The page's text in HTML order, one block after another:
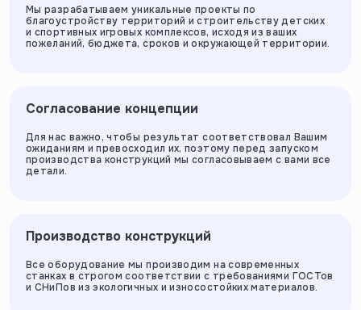
Мы разрабатываем уникальные проекты по
благоустройству территорий и строительству детских
и спортивных игровых комплексов, исходя из ваших
пожеланий, бюджета, сроков и окружающей территории.
Согласование концепции
Для нас важно, чтобы результат соответствовал Вашим
ожиданиям и превосходил их, поэтому перед запуском
производства конструкций мы согласовываем с вами все
детали.
Производство конструкций
Все оборудование мы производим на современных
станках в строгом соответствии с требованиями ГОСТов
и СНиПов из экологичных и износостойких материалов.